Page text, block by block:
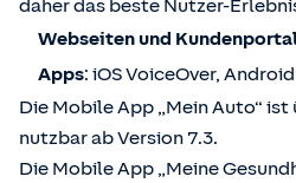
daher das beste Nutzer-
Webseiten und
Apps: iOS VoiceOver,
Die Mobile App „Mein Auto“
nutzbar ab Version 7.3.
Die Mobile App „Meine